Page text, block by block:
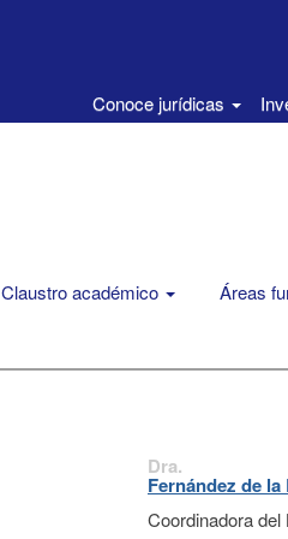
Conoce jurídicas
Claustro académico Áreas
Dra.
Fernández de
Coordinadora